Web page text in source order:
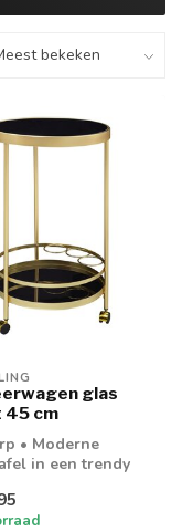
glas
45 cm
• Moderne
in een trendy